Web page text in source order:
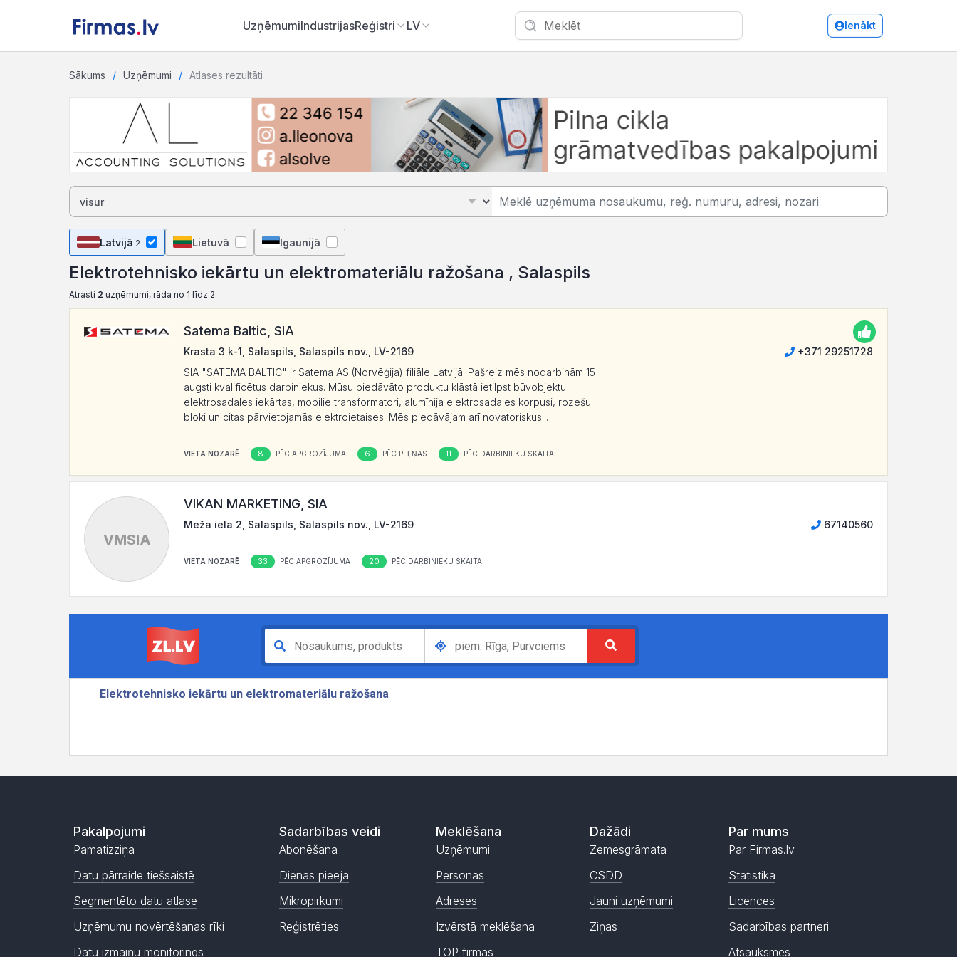
UzņēmumiIndustrijasReģistri LV Ienākt
Sākums Uzņēmumi Atlases rezultāti
Salaspils/Elektrotehnisko iekārtu un elektromateriālu ražošana
Latvijā 2 Lietuvā Igaunijā
Elektrotehnisko iekārtu un elektromateriālu ražošana , Salaspils
Atrasti 2 uzņēmumi, rāda no 1 līdz 2.
Satema Baltic, SIA
Krasta 3 k-1, Salaspils, Salaspils nov., LV-2169
+371 29251728
SIA "SATEMA BALTIC" ir Satema AS (Norvēģija) filiāle Latvijā. Pašreiz mēs nodarbinām 15
augsti kvalificētus darbiniekus. Mūsu piedāvāto produktu klāstā ietilpst būvobjektu
elektrosadales iekārtas, mobilie transformatori, alumīnija elektrosadales korpusi, rozešu
bloki un citas pārvietojamās elektroietaises. Mēs piedāvājam arī novatoriskus...
VIETA NOZARĒ 8 PĒC APGROZĪJUMA 6 PĒC PEĻŅAS 11 PĒC DARBINIEKU SKAITA
VMSIA
VIKAN MARKETING, SIA
Meža iela 2, Salaspils, Salaspils nov., LV-2169 67140560
VIETA NOZARĒ 33 PĒC APGROZĪJUMA 20 PĒC DARBINIEKU SKAITA
Pakalpojumi
Pamatizziņa
Datu pārraide tiešsaistē
Segmentēto datu atlase
Uzņēmumu novērtēšanas rīki
Datu izmaiņu monitorings
Sadarbības veidi
Abonēšana
Dienas pieeja
Mikropirkumi
Reģistrēties
Meklēšana
Uzņēmumi
Personas
Adreses
Izvērstā meklēšana
TOP firmas
Dažādi
Zemesgrāmata
CSDD
Jauni uzņēmumi
Ziņas
Par mums
Par Firmas.lv
Statistika
Licences
Sadarbības partneri
Atsauksmes